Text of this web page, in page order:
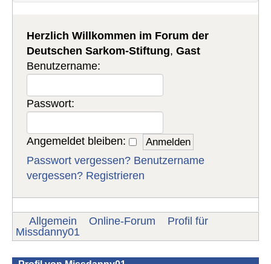
Herzlich Willkommen im Forum der
Deutschen Sarkom-Stiftung,Gast
Benutzername:
Passwort:
Angemeldet bleiben:
Passwort vergessen? Benutzername
vergessen? Registrieren
Allgemein Online-Forum
Profil für
Missdanny01